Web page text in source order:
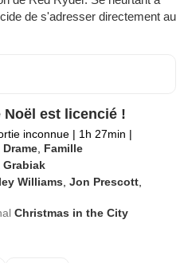
de s'adresser directement au
Noël est licencié !
inconnue | 1h 27min |
Drame, Famille
Grabiak
Williams,Jon Prescott,
Christmas in the City